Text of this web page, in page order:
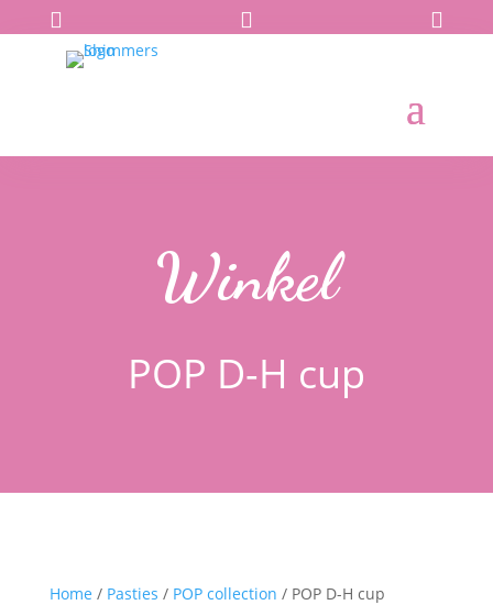
  
Winkel
POP D-H cup
Home / Pasties / POP collection / POP D-H cup